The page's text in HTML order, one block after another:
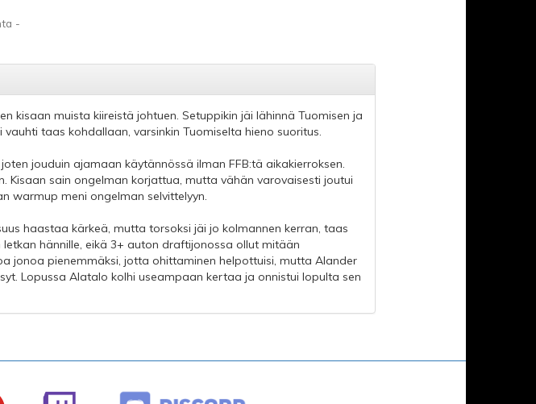
-
kisaan muista kiireistä johtuen. Setuppikin jäi lähinnä Tuomisen ja
taas kohdallaan, varsinkin Tuomiselta hieno suoritus.
jouduin ajamaan käytännössä ilman FFB:tä aikakierroksen.
Kisaan sain ongelman korjattua, mutta vähän varovaisesti joutui
warmup meni ongelman selvittelyyn.
haastaa kärkeä, mutta torsoksi jäi jo kolmannen kerran, taas
hännille, eikä 3+ auton draftijonossa ollut mitään
jonoa pienemmäksi, jotta ohittaminen helpottuisi, mutta Alander
Lopussa Alatalo kolhi useampaan kertaa ja onnistui lopulta sen